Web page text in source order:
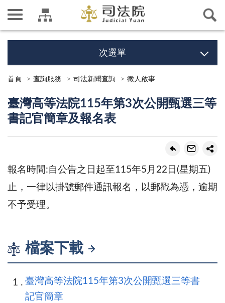
次選單
首頁 查詢服務 司法新聞查詢 徵人啟事
臺灣高等法院115年第3次公開甄選三等
書記官簡章及報名表
報名時間:自公告之日起至115年5月22日(星期五)
止，一律以掛號郵件通訊報名，以郵戳為憑，逾期
不予受理。
檔案下載
臺灣高等法院115年第3次公開甄選三等書
記官簡章